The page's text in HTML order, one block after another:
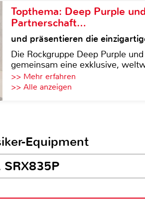
Topthema: Deep Purple
Partnerschaft…
und präsentieren die
Die Rockgruppe Deep Purple
gemeinsam eine exklusive,
>> Mehr erfahren
>> Alle anzeigen
Equipment